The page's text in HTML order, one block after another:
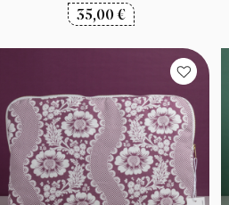
35,00€